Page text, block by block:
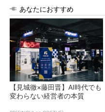
あなたにおすすめ
【見城徹×藤田晋】AI時代でも
変わらない経営者の本質